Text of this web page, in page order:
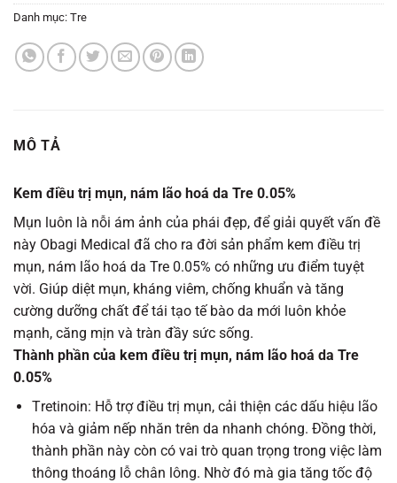
Danh mục: Tre
MÔ TẢ
Kem điều trị mụn, nám lão hoá da Tre 0.05%
Mụn luôn là nỗi ám ảnh của phái đẹp, để giải quyết vấn đề
này Obagi Medical đã cho ra đời sản phẩm kem điều trị
mụn, nám lão hoá da Tre 0.05% có những ưu điểm tuyệt
vời. Giúp diệt mụn, kháng viêm, chống khuẩn và tăng
cường dưỡng chất để tái tạo tế bào da mới luôn khỏe
mạnh, căng mịn và tràn đầy sức sống.
Thành phần của kem điều trị mụn, nám lão hoá da Tre
0.05%
Тrеtinoin: Hỗ trợ điều trị mụn, cải thiện các dấu hiệu lão
hóa và giảm nếp nhăn trên da nhanh chóng. Đồng thời,
thành phần này còn có vai trò quan trọng trong việc làm
thông thoáng lỗ chân lông. Nhờ đó mà gia tăng tốc độ